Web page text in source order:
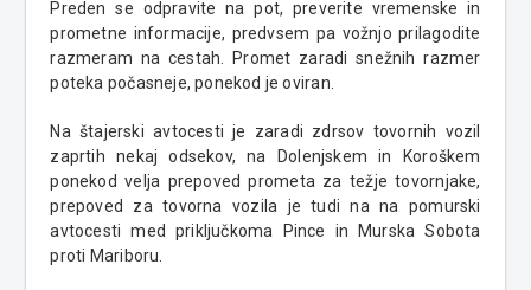
Preden se odpravite na pot, preverite vremenske in
prometne informacije, predvsem pa vožnjo prilagodite
razmeram na cestah. Promet zaradi snežnih razmer
poteka počasneje, ponekod je oviran.
Na štajerski avtocesti je zaradi zdrsov tovornih vozil
zaprtih nekaj odsekov, na Dolenjskem in Koroškem
ponekod velja prepoved prometa za težje tovornjake,
prepoved za tovorna vozila je tudi na na pomurski
avtocesti med priključkoma Pince in Murska Sobota
proti Mariboru.